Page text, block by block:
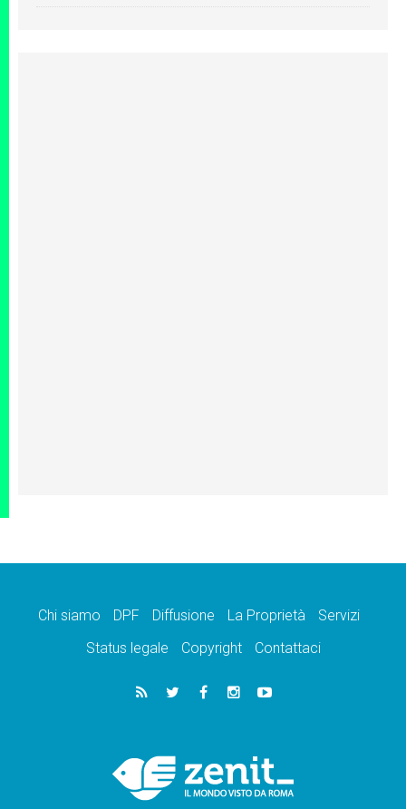
Chi siamo DPF Diffusione La Proprietà
Servizi
Status legale
Copyright Contattaci